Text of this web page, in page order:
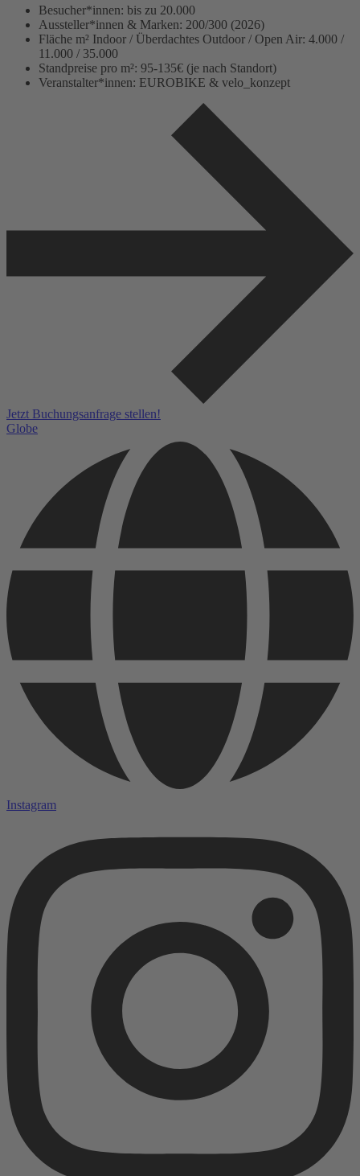
Besucher*innen: bis zu 20.000
Aussteller*innen & Marken: 200/300 (2026)
Fläche m² Indoor / Überdachtes Outdoor / Open Air: 4.000 /
11.000 / 35.000
Standpreise pro m²: 95-135€ (je nach Standort)
Veranstalter*innen: EUROBIKE & velo_konzept
Jetzt Buchungsanfrage stellen!
Globe
Instagram